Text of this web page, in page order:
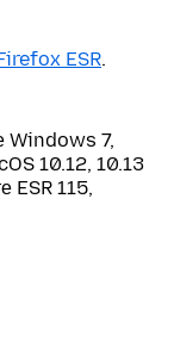
ESR.
Windows 7,
10.12, 10.13
ESR 115,